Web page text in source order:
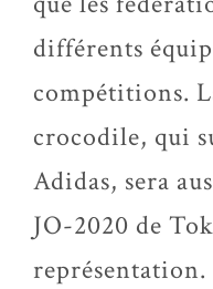
différents
compétitions.
crocodile, qui
Adidas, sera
JO-2020 de
représentation.